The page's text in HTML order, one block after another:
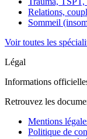
Relations,
Sommeil
Voir toutes les
Légal
Informations
Retrouvez les
Mentions
Politique de